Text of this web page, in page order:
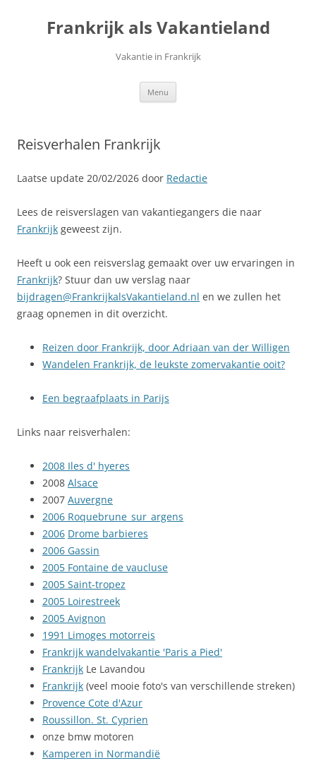
inhoudFrankrijk als Vakantieland
Vakantie in Frankrijk
Menu
Reisverhalen Frankrijk
Laatse update 20/02/2026 door Redactie
Lees de reisverslagen van vakantiegangers die naar
Frankrijk geweest zijn.
Heeft u ook een reisverslag gemaakt over uw ervaringen in
Frankrijk? Stuur dan uw verslag naar
bijdragen@FrankrijkalsVakantieland.nl en we zullen het
graag opnemen in dit overzicht.
Reizen door Frankrijk, door Adriaan van der Willigen
Wandelen Frankrijk, de leukste zomervakantie ooit?
Een begraafplaats in Parijs
Links naar reisverhalen:
2008 Iles d' hyeres
2008 Alsace
2007 Auvergne
2006 Roquebrune_sur_argens
2006 Drome barbieres
2006 Gassin
2005 Fontaine de vaucluse
2005 Saint-tropez
2005 Loirestreek
2005 Avignon
1991 Limoges motorreis
Frankrijk wandelvakantie 'Paris a Pied'
Frankrijk Le Lavandou
Frankrijk (veel mooie foto's van verschillende streken)
Provence Cote d'Azur
Roussillon. St. Cyprien
onze bmw motoren
Kamperen in Normandië